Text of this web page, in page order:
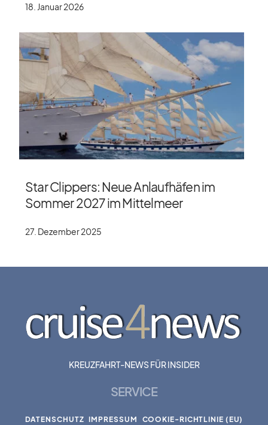
18. Januar 2026
Star Clippers: Neue Anlaufhäfen im
Sommer 2027 im Mittelmeer
27. Dezember 2025
KREUZFAHRT-NEWS FÜR INSIDER
SERVICE
DATENSCHUTZ IMPRESSUM COOKIE-RICHTLINIE (EU)